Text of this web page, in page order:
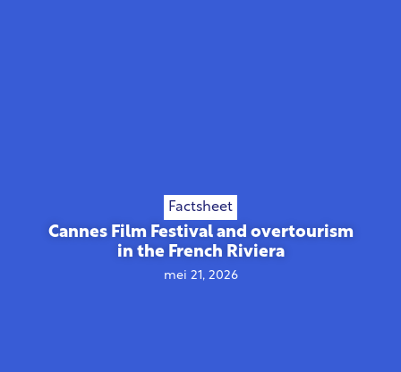
Factsheet
Cannes Film Festival and overtourism
in the French Riviera
mei 21, 2026